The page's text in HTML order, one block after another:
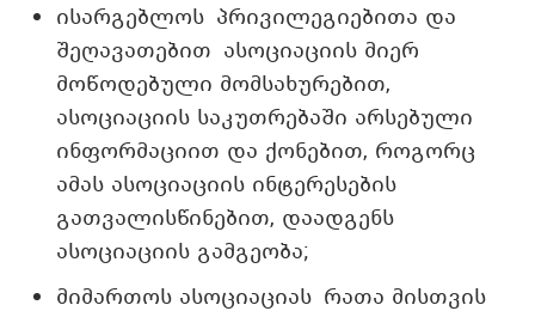
ისარგებლოს პრივილეგიებითა და
შეღავათებით ასოციაციის მიერ
მოწოდებული მომსახურებით,
ასოციაციის საკუთრებაში არსებული
ინფორმაციით და ქონებით, როგორც
ამას ასოციაციის ინტერესების
გათვალისწინებით, დაადგენს
ასოციაციის გამგეობა;
მიმართოს ასოციაციას რათა მისთვის